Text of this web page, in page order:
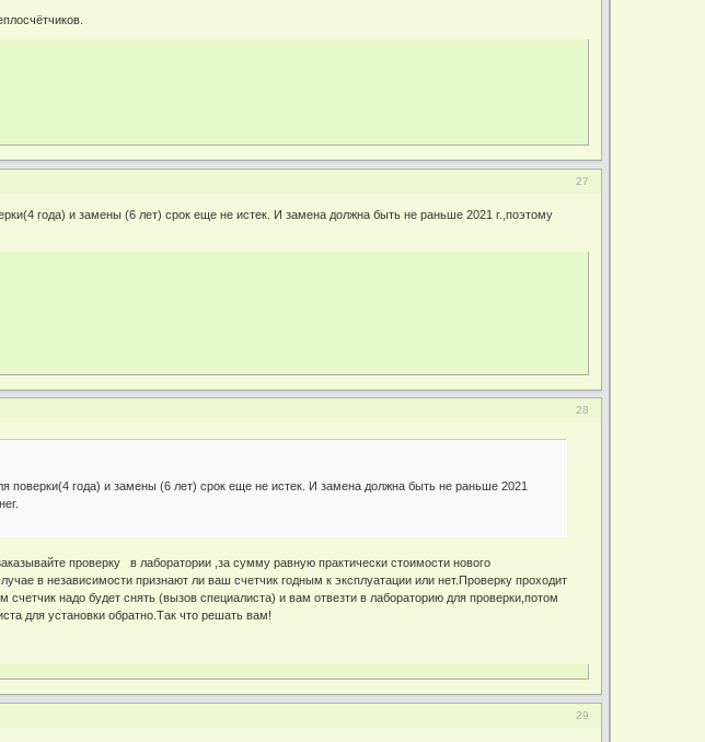
27
года) и замены (6 лет) срок еще не истек. И замена должна быть не раньше 2021 г.,поэтому
28
поверки(4 года) и замены (6 лет) срок еще не истек. И замена должна быть не раньше 2021
проверку в лаборатории ,за сумму равную практически стоимости нового
в независимости признают ли ваш счетчик годным к эксплуатации или нет.Проверку проходит
надо будет снять (вызов специалиста) и вам отвезти в лабораторию для проверки,потом
для установки обратно.Так что решать вам!
29